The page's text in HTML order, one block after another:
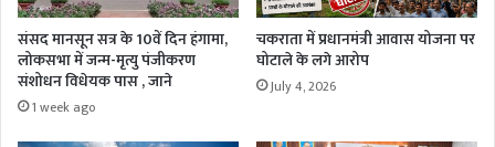
संसद मानसून सत्र के 10वें दिन हंगामा,
लोकसभा में जन्म-मृत्यु पंजीकरण
संशोधन विधेयक पास , जाने
1 week ago
चकराता में प्रधानमंत्री आवास योजना पर
घोटाले के लगे आरोप
July 4, 2026